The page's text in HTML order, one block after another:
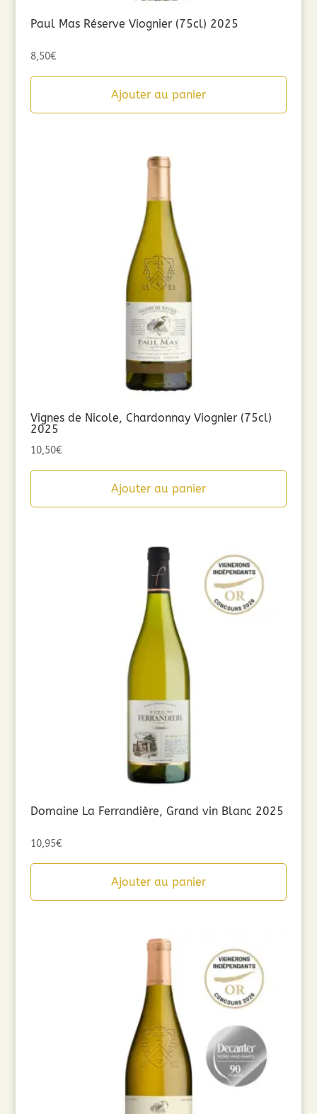
Paul Mas Réserve Viognier (75cl) 2025
8,50€
Ajouter au panier
Vignes de Nicole, Chardonnay Viognier (75cl)
2025
10,50€
Ajouter au panier
Domaine La Ferrandière, Grand vin Blanc 2025
10,95€
Ajouter au panier